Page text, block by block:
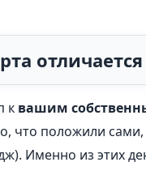
к вашим
что положили
Именно из этих